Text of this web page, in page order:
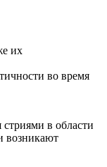
их
во время
в области
возникают